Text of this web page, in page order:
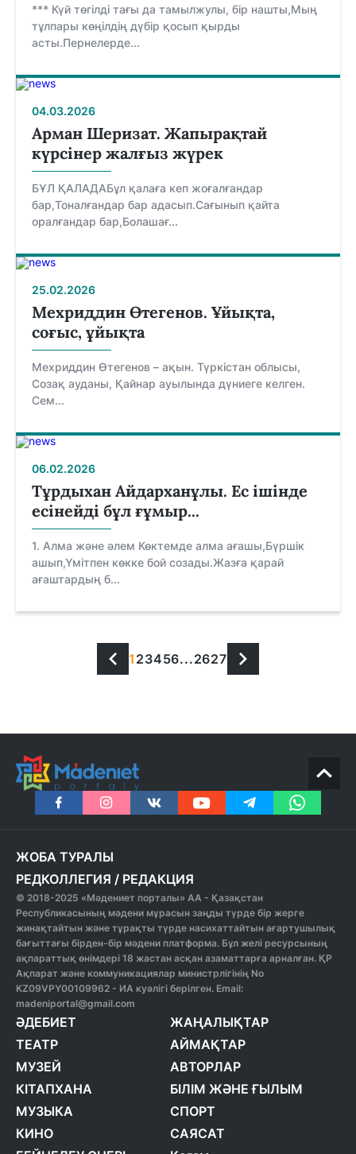
*** Күй төгілді тағы да тамылжулы, бір нашты,Мың
тұлпары көңілдің дүбір қосып қырды
асты.Пернелерде...
04.03.2026
Арман Шеризат. Жапырақтай
күрсінер жалғыз жүрек
БҰЛ ҚАЛАДАБұл қалаға кеп жоғалғандар
бар,Тоналғандар бар адасып.Сағынып қайта
оралғандар бар,Болашағ...
25.02.2026
Мехриддин Өтегенов. Ұйықта,
соғыс, ұйықта
Мехриддин Өтегенов – ақын. Түркістан облысы,
Созақ ауданы, Қайнар ауылында дүниеге келген.
Сем...
06.02.2026
Тұрдыхан Айдарханұлы. Ес ішінде
есінейді бұл ғұмыр...
1. Алма және әлем Көктемде алма ағашы,Бүршік
ашып,Үмітпен көкке бой созады.Жазға қарай
ағаштардың б...
1 23456...2627
ЖОБА ТУРАЛЫ
РЕДКОЛЛЕГИЯ / РЕДАКЦИЯ
© 2018-2025 «Мәдениет порталы» АА - Қазақстан
Республикасының мәдени мұрасын заңды түрде бір жерге
жинақтайтын және тұрақты түрде насихаттайтын ағартушылық
бағыттағы бірден-бір мәдени платформа. Бұл желі ресурсының
ақпараттық өнімдері 18 жастан асқан азаматтарға арналған. ҚР
Ақпарат және коммуникациялар министрлігінің No
KZ09VPY00109962 - ИА куәлігі берілген. Email:
madeniportal@gmail.com
ӘДЕБИЕТ
ТЕАТР
МУЗЕЙ
КІТАПХАНА
МУЗЫКА
КИНО
ЖАҢАЛЫҚТАР
АЙМАҚТАР
АВТОРЛАР
БІЛІМ ЖӘНЕ ҒЫЛЫМ
СПОРТ
САЯСАТ